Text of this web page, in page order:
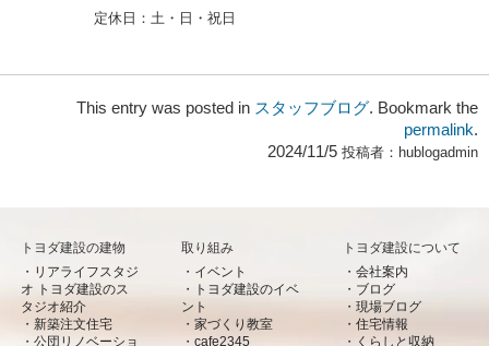
定休日：土・日・祝日
This entry was posted in スタッフブログ. Bookmark the
permalink.
2024/11/5 投稿者： hublogadmin
トヨダ建設の建物
リアライフスタジ
オ トヨダ建設のス
タジオ紹介
新築注文住宅
公団リノベーショ
取り組み
イベント
トヨダ建設のイベ
ント
家づくり教室
cafe2345
トヨダ建設について
会社案内
ブログ
現場ブログ
住宅情報
くらしと収納